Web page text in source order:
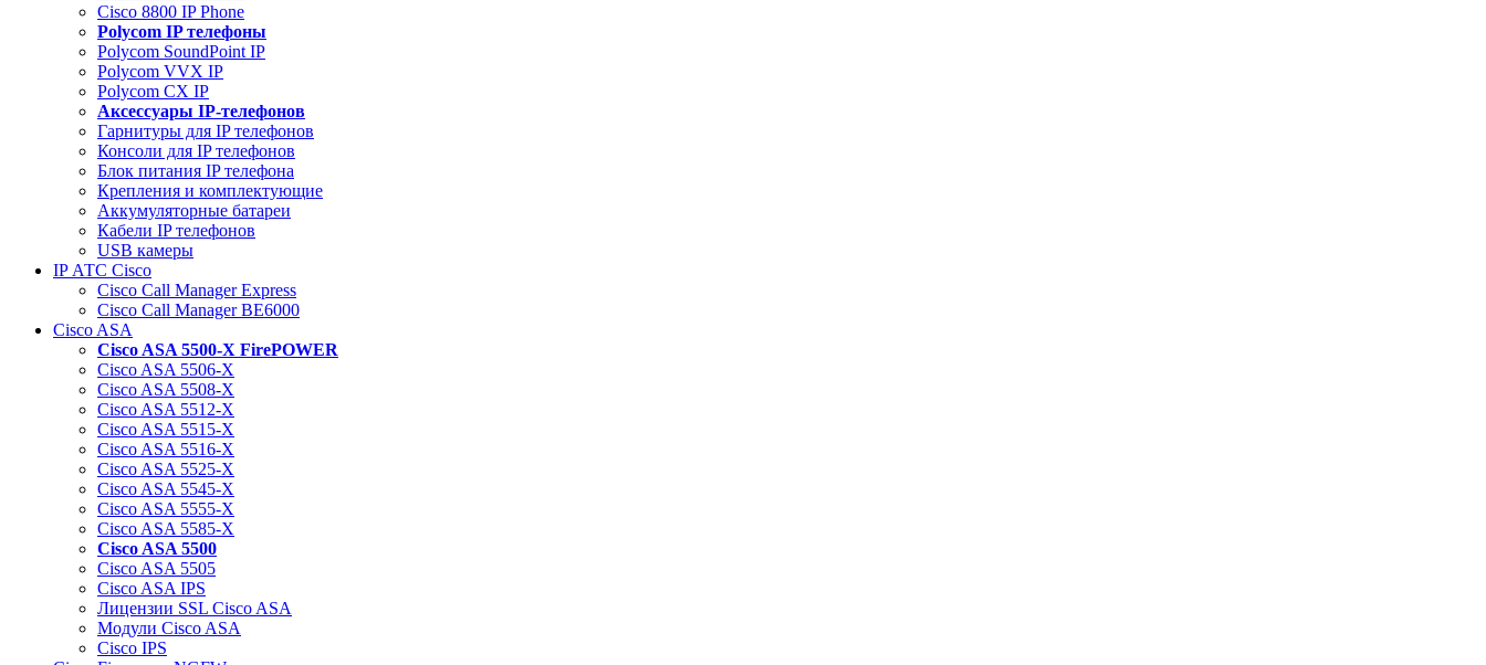
Cisco 8800 IP Phone
Polycom IP телефоны
Polycom SoundPoint IP
Polycom VVX IP
Polycom CX IP
Аксессуары IP-телефонов
Гарнитуры для IP телефонов
Консоли для IP телефонов
Блок питания IP телефона
Крепления и комплектующие
Аккумуляторные батареи
Кабели IP телефонов
USB камеры
IP АТС Cisco
Cisco Call Manager Express
Cisco Call Manager BE6000
Cisco ASA
Cisco ASA 5500-X FirePOWER
Cisco ASA 5506-X
Cisco ASA 5508-X
Cisco ASA 5512-X
Cisco ASA 5515-X
Cisco ASA 5516-X
Cisco ASA 5525-X
Cisco ASA 5545-X
Cisco ASA 5555-X
Cisco ASA 5585-X
Cisco ASA 5500
Cisco ASA 5505
Cisco ASA IPS
Лицензии SSL Cisco ASA
Модули Cisco ASA
Cisco IPS